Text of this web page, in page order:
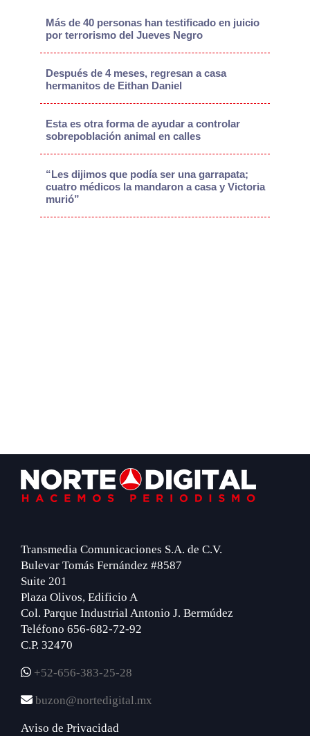
Más de 40 personas han testificado en juicio
por terrorismo del Jueves Negro
Después de 4 meses, regresan a casa
hermanitos de Eithan Daniel
Esta es otra forma de ayudar a controlar
sobrepoblación animal en calles
“Les dijimos que podía ser una garrapata;
cuatro médicos la mandaron a casa y Victoria
murió”
Footer
Transmedia Comunicaciones S.A. de C.V.
Bulevar Tomás Fernández #8587
Suite 201
Plaza Olivos, Edificio A
Col. Parque Industrial Antonio J. Bermúdez
Teléfono 656-682-72-92
C.P. 32470
+52-656-383-25-28
buzon@nortedigital.mx
Aviso de Privacidad